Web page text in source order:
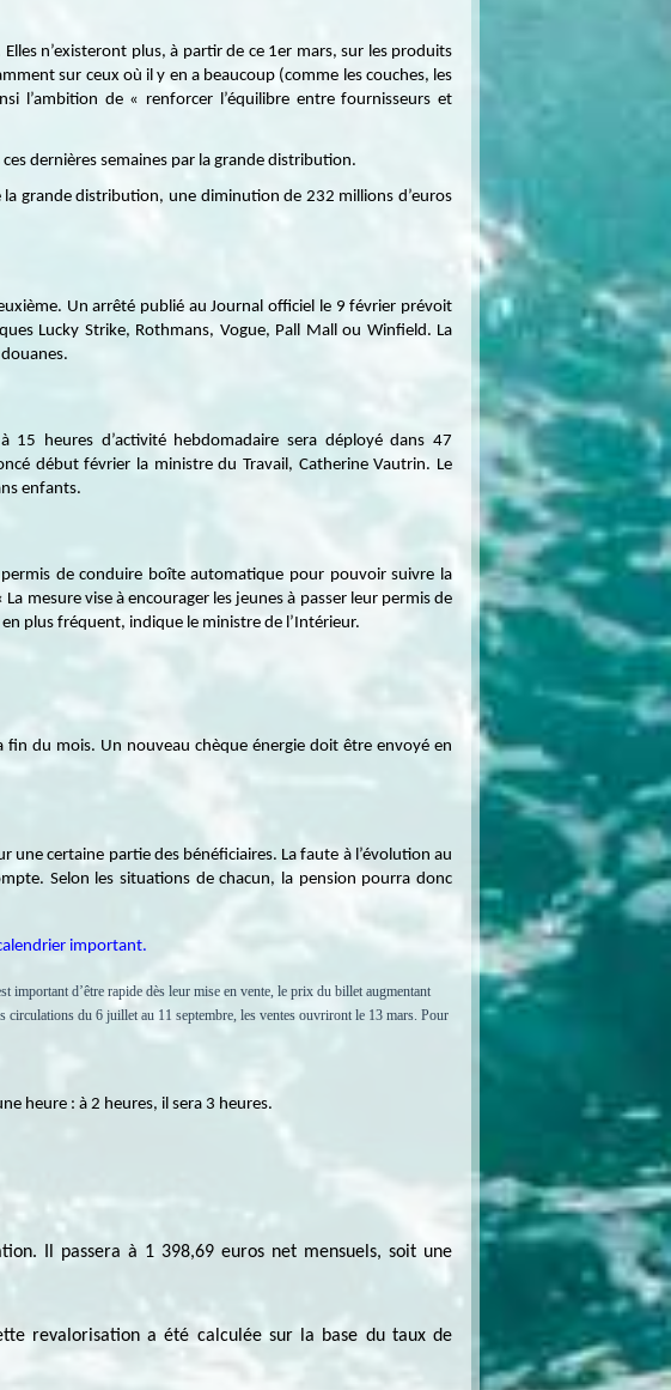
n’existeront plus, à partir de ce 1er mars, sur les produits
sur ceux où il y en a beaucoup (comme les couches, les
l’ambition de « renforcer l’équilibre entre fournisseurs et
dernières semaines par la grande distribution.
grande distribution, une diminution de 232 millions d’euros
Un arrêté publié au Journal officiel le 9 février prévoit
Lucky Strike, Rothmans, Vogue, Pall Mall ou Winfield. La
heures d’activité hebdomadaire sera déployé dans 47
début février la ministre du Travail, Catherine Vautrin. Le
enfants.
de conduire boîte automatique pour pouvoir suivre la
mesure vise à encourager les jeunes à passer leur permis de
plus fréquent, indique le ministre de l’Intérieur.
fin du mois. Un nouveau chèque énergie doit être envoyé en
certaine partie des bénéficiaires. La faute à l’évolution au
Selon les situations de chacun, la pension pourra donc
important.
d’être rapide dès leur mise en vente, le prix du billet augmentant
du 6 juillet au 11 septembre, les ventes ouvriront le 13 mars. Pour
heure : à 2 heures, il sera 3 heures.
Il passera à 1 398,69 euros net mensuels, soit une
revalorisation a été calculée sur la base du taux de